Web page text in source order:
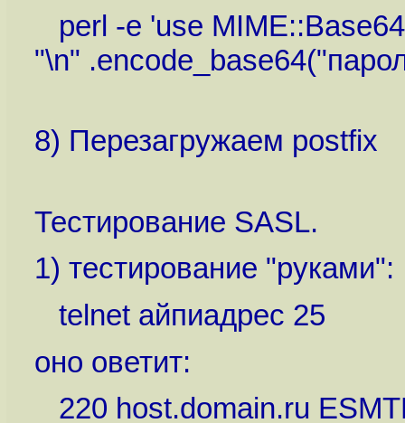
perl -e 'use
"\n"
8) Перезагружаем postfix
Тестирование SASL.
1) тестирование "руками":
telnet айпиадрес 25
оно оветит:
220 host.domain.ru